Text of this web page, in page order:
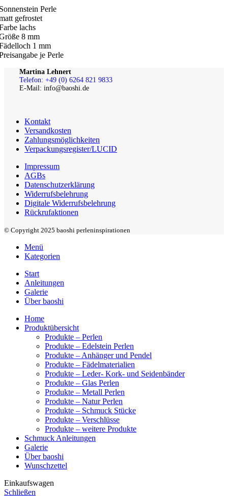
Perle
gefrostet
lachs
8 mm
1 mm
je Perle
Martina Lehnert
Telefon: +49 (0) 6264 821 9833
E-Mail: info@baoshi.de
Kontakt
Versandkosten
Zahlungsmöglichkeiten
Verpackungsregister/LUCID
Impressum
AGBs
Datenschutzerklärung
Widerrufsbelehrung
Digitale Widerrufsbelehrung
Rückrufaktionen
© Copyright 2025 baoshi perleninspirationen
Menü
Kategorien
Start
Anleitungen
Galerie
Über baoshi
Home
Produktübersicht
Produkte – Perlen
Produkte – Edelstein Perlen
Produkte – Anhänger und Pendel
Produkte – Fädelmaterialien
Produkte – Leder- Kork- und Seidenbänder
Produkte – Glas Perlen
Produkte – Metall Perlen
Produkte – Natur Perlen
Produkte – Schmuck Stücke
Produkte – Verschlüsse
Produkte – weitere Produkte
Schmuck Anleitungen
Galerie
Über baoshi
Wunschzettel
Einkaufswagen
Schließen